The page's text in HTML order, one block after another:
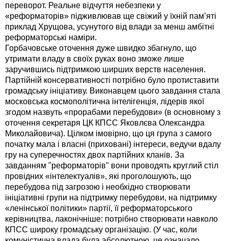
переворот. Реальне відчуття небезпеки у
«реформаторів» підживлював ще свіжий у їхній пам’яті
приклад Хрущова, усунутого від влади за менш амбітні
реформаторські наміри.
Горбачовське оточення дуже швидко збагнуло, що
утримати владу в своїх руках воно зможе лише
заручившись підтримкою ширших верств населення.
Партійній консервативності потрібно було протиставити
громадську ініціативу. Виконавцем цього завдання стала
московська космополітична інтелігенція, лідерів якої
згодом назвуть «прорабами перебудови» (в основному з
оточення секретаря ЦК КПСС Яковлєва Олександра
Миколайовича). Цілком імовірно, що ця група з самого
початку мала і власні (приховані) інтереси, ведучи вдалу
гру на суперечностях двох партійних кланів. За
завданням "реформаторів" вони проводять круглий стіл
провідних «інтелектуалів», які проголошують, що
перебудова під загрозою і необхідно створювати
ініціативні групи на підтримку перебудови, на підтримку
«ленінської політики» партії, її реформаторського
керівництва, лаконічніше: потрібно створювати навколо
КПСС широку громадську організацію. (У час, коли